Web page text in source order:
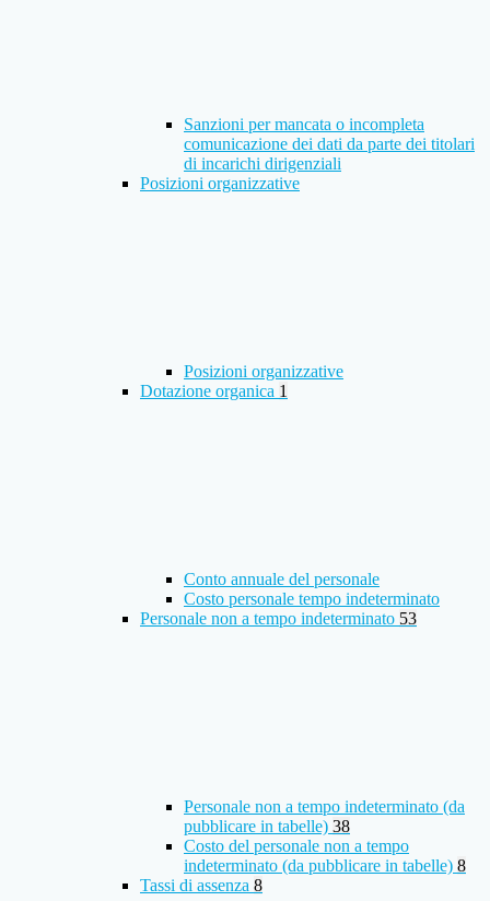
Sanzioni per mancata o incompleta
comunicazione dei dati da parte dei titolari
di incarichi dirigenziali
Posizioni organizzative
Posizioni organizzative
Dotazione organica 1
Conto annuale del personale
Costo personale tempo indeterminato
Personale non a tempo indeterminato 53
Personale non a tempo indeterminato (da
pubblicare in tabelle) 38
Costo del personale non a tempo
indeterminato (da pubblicare in tabelle) 8
Tassi di assenza 8